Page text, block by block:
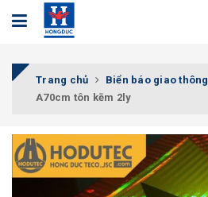
Trang chủ Biển báo giao thông
A70cm tôn kẽm 2ly